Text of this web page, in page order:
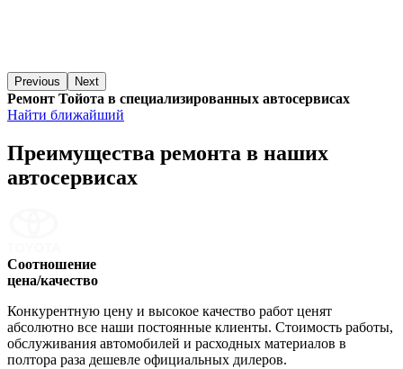
Previous Next
Ремонт Тойота в специализированных автосервисах
Найти ближайший
Преимущества ремонта в наших
автосервисах
Соотношение
цена/качество
Конкурентную цену и высокое качество работ ценят
абсолютно все наши постоянные клиенты. Стоимость работы,
обслуживания автомобилей и расходных материалов в
полтора раза дешевле официальных дилеров.